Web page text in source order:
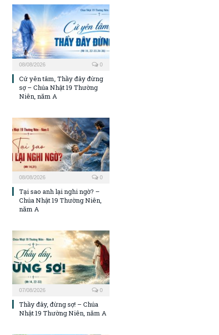
08/08/2026 0
Cứ yên tâm, Thầy đây đừng
sợ – Chúa Nhật 19 Thường
Niên, năm A
08/08/2026 0
Tại sao anh lại nghi ngờ? –
Chúa Nhật 19 Thường Niên,
năm A
07/08/2026 0
Thầy đây, đừng sợ! – Chúa
Nhật 19 Thường Niên, năm A